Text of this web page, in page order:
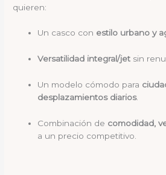
quieren:
Un casco con estilo urbano y
Versatilidad integral/jet sin
Un modelo cómodo para
desplazamientos diarios.
Combinación de comodidad,
a un precio competitivo.